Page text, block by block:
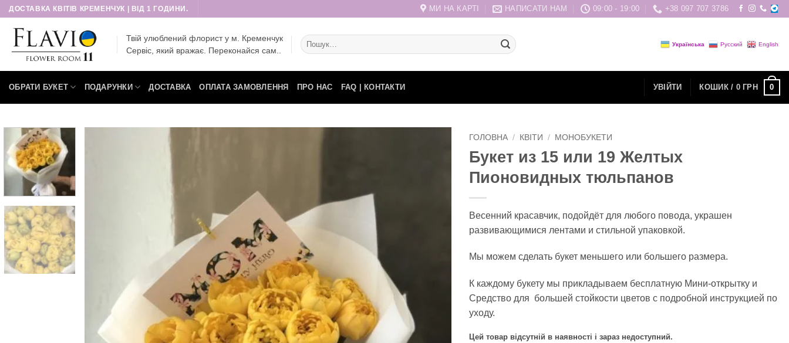
Пропустити
ДОСТАВКА КВІТІВ КРЕМЕНЧУК | ВІД 1 ГОДИНИ. МИ НА КАРТІ НАПИСАТИ НАМ 09:00 - 19:00 +38 097 707 3786
Твій улюблений флорист у м. Кременчук
Сервіс, який вражає. Переконайся сам..
Шукати:
Українська Русский English
ОБРАТИ БУКЕТ ПОДАРУНКИ ДОСТАВКА ОПЛАТА ЗАМОВЛЕННЯ ПРО НАС FAQ | КОНТАКТИ УВІЙТИ КОШИК / 0 ГРН 0
ГОЛОВНА / КВІТИ / МОНОБУКЕТИ
Букет из 15 или 19 Желтых
Пионовидных тюльпанов
Весенний красавчик, подойдёт для любого повода, украшен
развивающимися лентами и стильной упаковкой.
Мы можем сделать букет меньшего или большего размера.
К каждому букету мы прикладываем бесплатную Мини-открытку и
Средство для большей стойкости цветов с подробной инструкцией по
уходу.
Цей товар відсутній в наявності і зараз недоступний.